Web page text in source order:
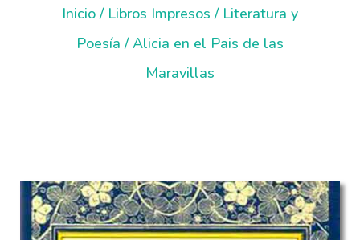
Inicio/ Libros Impresos / Literatura y
Poesía / Alicia en el Pais de las
Maravillas